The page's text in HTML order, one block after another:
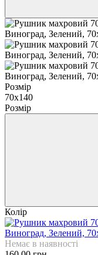
Розмір
70х140
Розмір
Колір
Немає в наявності